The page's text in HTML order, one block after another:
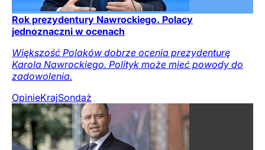
Rok prezydentury Nawrockiego. Polacy
jednoznaczni w ocenach
Większość Polaków dobrze ocenia prezydenturę
Karola Nawrockiego. Polityk może mieć powody do
zadowolenia.
OpinieKrajSondaż